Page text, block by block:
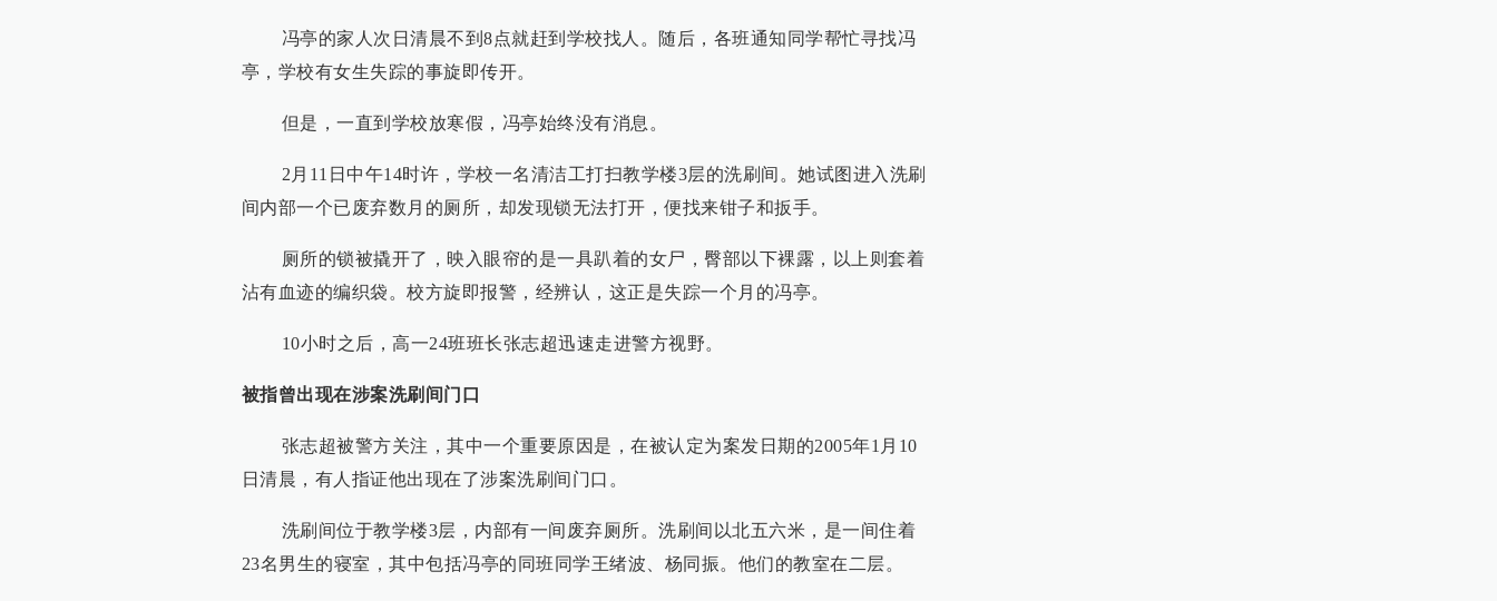
冯亭的家人次日清晨不到8点就赶到学校找人。随后，各班通知同学帮忙寻找冯
亭，学校有女生失踪的事旋即传开。
但是，一直到学校放寒假，冯亭始终没有消息。
2月11日中午14时许，学校一名清洁工打扫教学楼3层的洗刷间。她试图进入洗刷
间内部一个已废弃数月的厕所，却发现锁无法打开，便找来钳子和扳手。
厕所的锁被撬开了，映入眼帘的是一具趴着的女尸，臀部以下裸露，以上则套着
沾有血迹的编织袋。校方旋即报警，经辨认，这正是失踪一个月的冯亭。
10小时之后，高一24班班长张志超迅速走进警方视野。
被指曾出现在涉案洗刷间门口
张志超被警方关注，其中一个重要原因是，在被认定为案发日期的2005年1月10
日清晨，有人指证他出现在了涉案洗刷间门口。
洗刷间位于教学楼3层，内部有一间废弃厕所。洗刷间以北五六米，是一间住着
23名男生的寝室，其中包括冯亭的同班同学王绪波、杨同振。他们的教室在二层。